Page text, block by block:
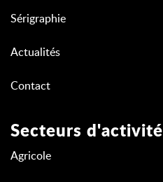
Sérigraphie
Actualités
Contact
Secteurs d'activité
Agricole